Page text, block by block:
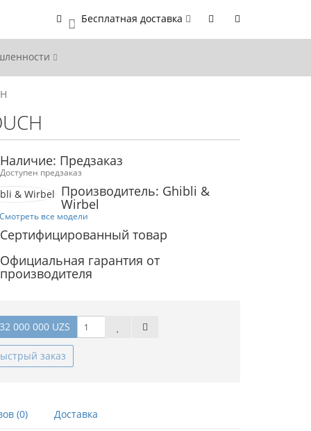
0 Бесплатная доставка
Наличие: Предзаказ
Доступен предзаказ
Производитель: Ghibli &
Wirbel
Смотреть все модели
Сертифицированный товар
Официальная гарантия от
производителя
000 000 UZS
заказ
(0) Доставка